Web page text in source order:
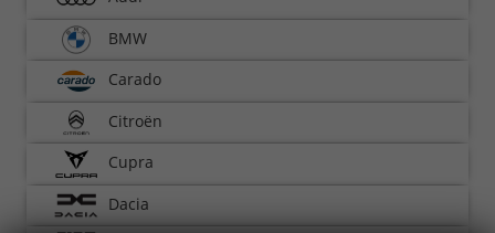
BMW
Carado
Citroën
Cupra
Dacia